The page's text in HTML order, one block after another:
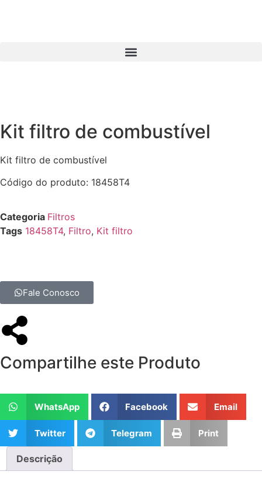
Kit filtro de combustível
Kit filtro de combustível
Código do produto: 18458T4
Categoria Filtros
Tags 18458T4, Filtro, Kit filtro
Fale Conosco
Compartilhe este Produto
WhatsApp Facebook Email
Twitter Telegram Print
Descrição